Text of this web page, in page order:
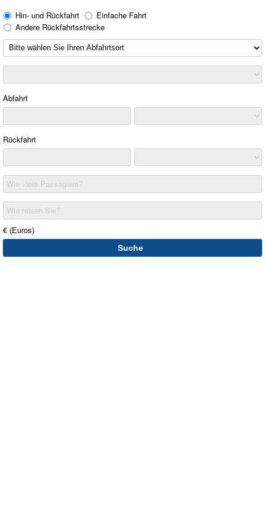
Hin- und Rückfahrt
Einfache Fahrt
Andere Rückfahrtsstrecke
Abfahrt
Rückfahrt
Wie viele Passagiere?
Wie reisen Sie?
€ (Euros)
Suche